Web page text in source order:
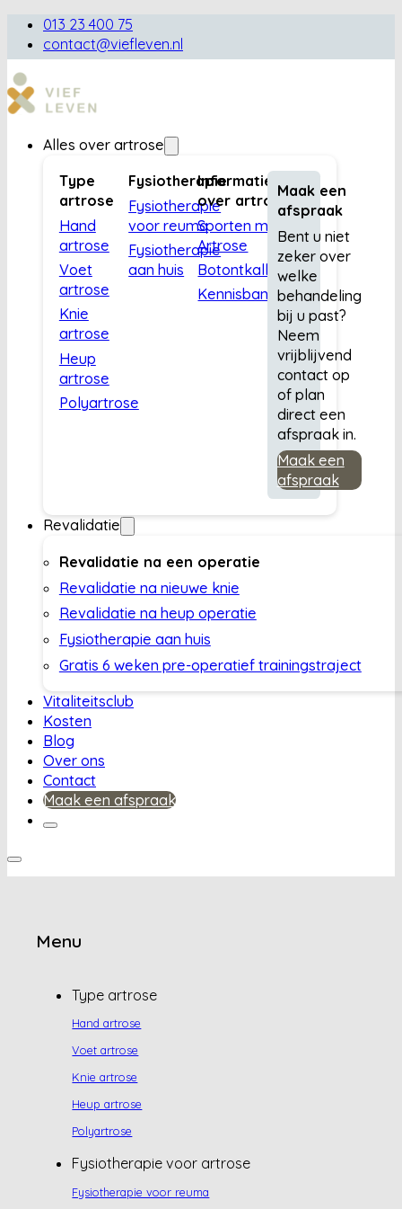
013 23 400 75
contact@viefleven.nl
Alles over artrose
Type
artrose
Hand
artrose
Voet
artrose
Knie
artrose
Heup
artrose
Polyartrose
Fysiotherapie
Fysiotherapie
voor reuma
Fysiotherapie
aan huis
Informatie
over artrose
Sporten met
Artrose
Botontkalking
Kennisbank
Maak een
afspraak
Bent u niet
zeker over
welke
behandeling
bij u past?
Neem
vrijblijvend
contact op
of plan
direct een
afspraak in.
Maak een
afspraak
Revalidatie
Revalidatie na een operatie
Revalidatie na nieuwe knie
Revalidatie na heup operatie
Fysiotherapie aan huis
Gratis 6 weken pre-operatief trainingstraject
Vitaliteitsclub
Kosten
Blog
Over ons
Contact
Maak een afspraak
Menu
Type artrose
Hand artrose
Voet artrose
Knie artrose
Heup artrose
Polyartrose
Fysiotherapie voor artrose
Fysiotherapie voor reuma